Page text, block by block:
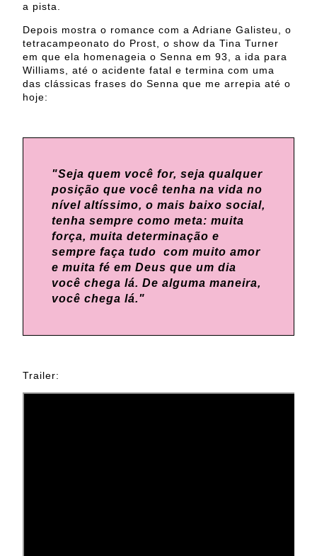
a pista.
Depois mostra o romance com a Adriane Galisteu, o
tetracampeonato do Prost, o show da Tina Turner
em que ela homenageia o Senna em 93, a ida para
Williams, até o acidente fatal e termina com uma
das clássicas frases do Senna que me arrepia até o
hoje:
"Seja quem você for, seja qualquer
posição que você tenha na vida no
nível altíssimo, o mais baixo social,
tenha sempre como meta: muita
força, muita determinação e
sempre faça tudo com muito amor
e muita fé em Deus que um dia
você chega lá. De alguma maneira,
você chega lá."
Trailer: